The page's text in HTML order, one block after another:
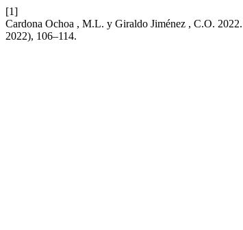
[1]
Cardona Ochoa , M.L. y Giraldo Jiménez , C.O.
2022), 106–114.